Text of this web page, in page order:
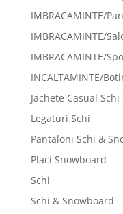
IMBRACAMINTE/
IMBRACAMINTE/
IMBRACAMINTE/
INCALTAMINTE/
Jachete Casual
Legaturi Schi
Pantaloni Schi &
Placi Snowboard
Schi
Schi & Snowboard